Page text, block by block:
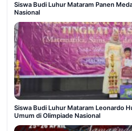
Siswa Budi Luhur Mataram Panen
Nasional
Siswa Budi Luhur Mataram Leonardo
Umum di Olimpiade Nasional